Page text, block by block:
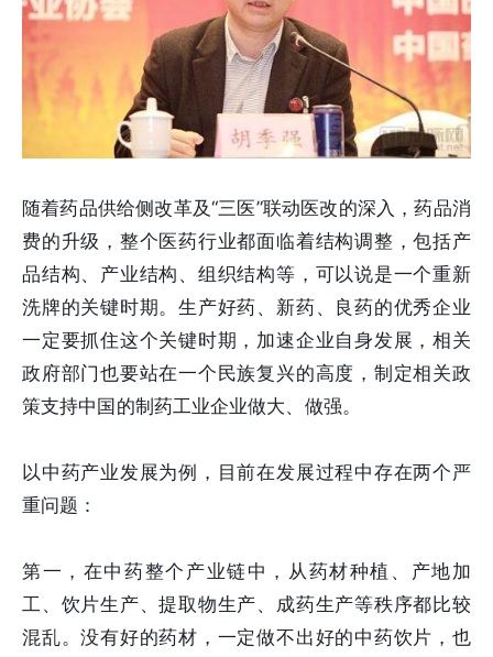
随着药品供给侧改革及“三医”联动医改的深入，药品消
费的升级，整个医药行业都面临着结构调整，包括产
品结构、产业结构、组织结构等，可以说是一个重新
洗牌的关键时期。生产好药、新药、良药的优秀企业
一定要抓住这个关键时期，加速企业自身发展，相关
政府部门也要站在一个民族复兴的高度，制定相关政
策支持中国的制药工业企业做大、做强。
以中药产业发展为例，目前在发展过程中存在两个严
重问题：
第一，在中药整个产业链中，从药材种植、产地加
工、饮片生产、提取物生产、成药生产等秩序都比较
混乱。没有好的药材，一定做不出好的中药饮片，也